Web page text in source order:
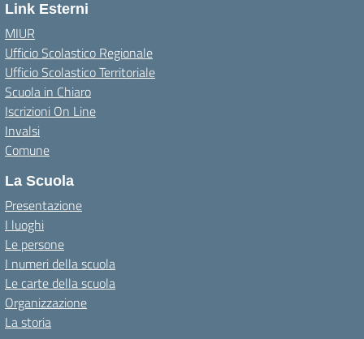
Link Esterni
MIUR
Ufficio Scolastico Regionale
Ufficio Scolastico Territoriale
Scuola in Chiaro
Iscrizioni On Line
Invalsi
Comune
La Scuola
Presentazione
I luoghi
Le persone
I numeri della scuola
Le carte della scuola
Organizzazione
La storia